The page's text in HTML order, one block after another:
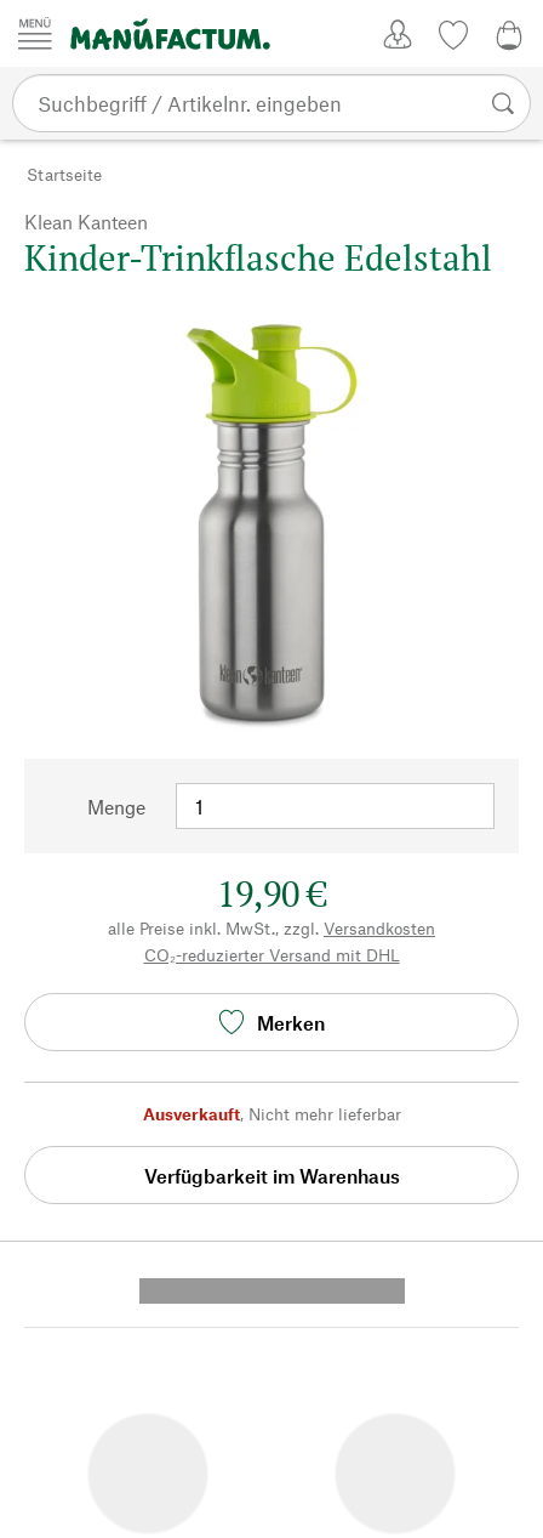
Zum Inhalt springen
Startseite
Klean Kanteen
Kinder-Trinkflasche Edelstahl
Menge
19,90 €
alle Preise inkl. MwSt., zzgl. Versandkosten
CO₂-reduzierter Versand mit DHL
Merken
Ausverkauft, Nicht mehr lieferbar
Verfügbarkeit im Warenhaus